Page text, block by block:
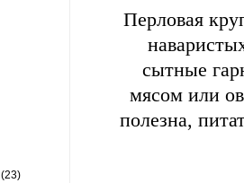
(23)
Перловая
сытные
мясом или
полезна,